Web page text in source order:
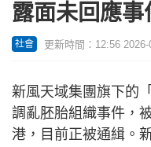
露面未回應事
社會 更新時間：12:56
新風天域集團旗下的
調亂胚胎組織事件，
港，目前正被通緝。